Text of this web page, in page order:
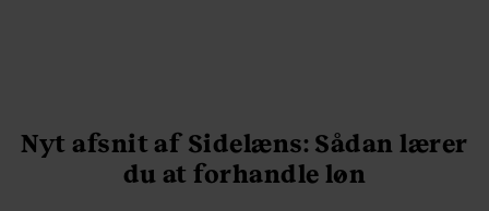
Nyt afsnit af Sidelæns: Sådan lærer
du at forhandle løn